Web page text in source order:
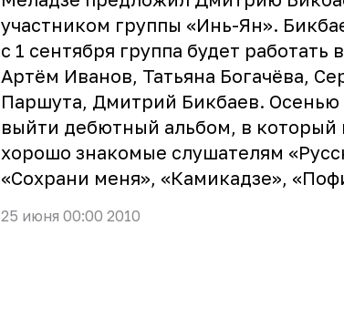
участником группы «Инь-Ян».
с 1 сентября группа будет работать
Артём Иванов, Татьяна Богачёва,
Паршута, Дмитрий Бикбаев.
выйти дебютный альбом, в который
хорошо знакомые слушателям
«Сохрани меня», «Камикадзе»,
25 июня 00:00 2010